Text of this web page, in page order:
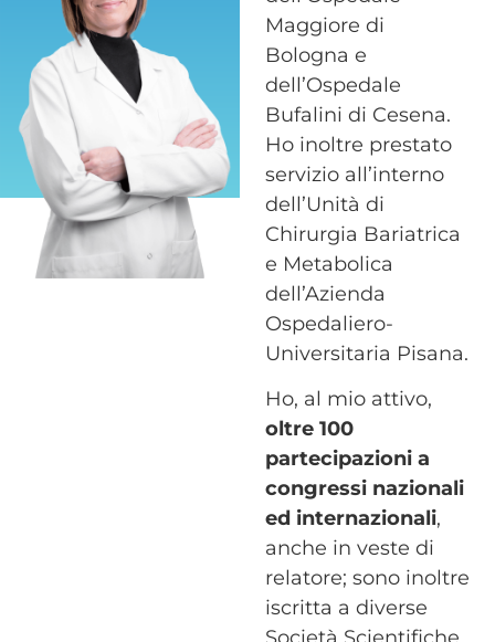
Maggiore di
Bologna e
dell’Ospedale
Bufalini di Cesena.
Ho inoltre prestato
servizio all’interno
dell’Unità di
Chirurgia Bariatrica
e Metabolica
dell’Azienda
Ospedaliero-
Universitaria Pisana.
Ho, al mio attivo,
oltre 100
partecipazioni a
congressi nazionali
ed internazionali,
anche in veste di
relatore; sono inoltre
iscritta a diverse